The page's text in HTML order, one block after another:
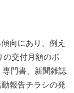
向にあり、例え
の交付月額のボ
専門書、新聞雑誌
報告チラシの発